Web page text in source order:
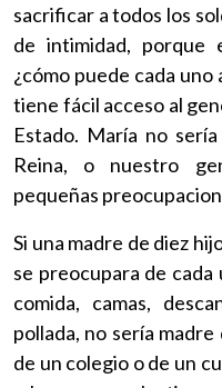
sacrificar a todos los
de intimidad, porque
¿cómo puede cada uno
tiene fácil acceso al
Estado. María no
Reina, o nuestro
pequeñas
Si una madre de diez
se preocupara de
comida, camas,
pollada, no sería
de un colegio o de un